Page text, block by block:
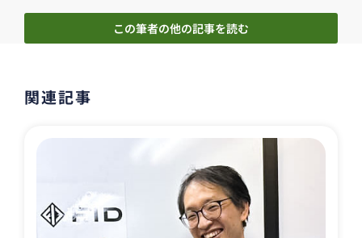
この筆者の他の記事を読む
関連記事